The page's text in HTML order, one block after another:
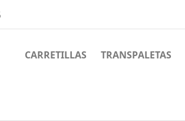
CARRETILLAS TRANSPALETAS